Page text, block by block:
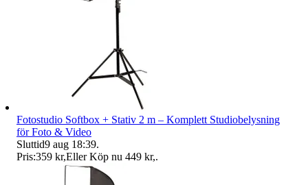
Fotostudio Softbox + Stativ 2 m – Komplett Studiobelysning
för Foto & Video
Sluttid9 aug 18:39.
Pris:359 kr,Eller Köp nu 449 kr,.